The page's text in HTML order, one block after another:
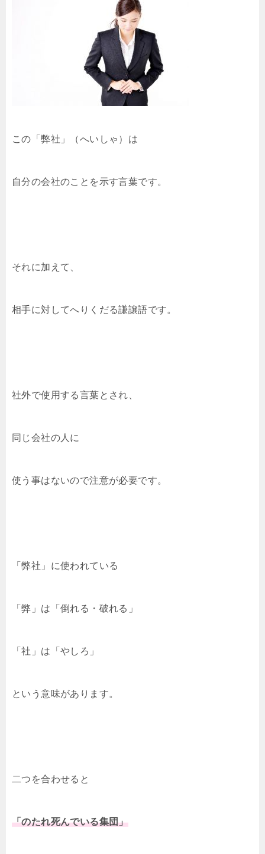
この「弊社」（へいしゃ）は
自分の会社のことを示す言葉です。
それに加えて、
相手に対してへりくだる謙譲語です。
社外で使用する言葉とされ、
同じ会社の人に
使う事はないので注意が必要です。
「弊社」に使われている
「弊」は「倒れる・破れる」
「社」は「やしろ」
という意味があります。
二つを合わせると
「のたれ死んでいる集団」